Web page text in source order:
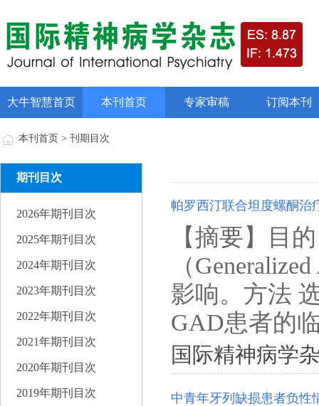
大牛智慧首页 本刊首页 专家审稿 订阅本刊
本刊首页 > 刊期目次
期刊目次
2026年期刊目次
2025年期刊目次
2024年期刊目次
2023年期刊目次
2022年期刊目次
2021年期刊目次
2020年期刊目次
2019年期刊目次
帕罗西汀联合坦度螺酮治
【摘要】目
（
影响。方法
GAD患者的
国际精神病学
中青年牙列缺损患者负性